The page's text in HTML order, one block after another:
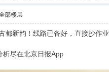
部楼层
都新韵！线路已备好，直接抄作业
析尽在北京日报App